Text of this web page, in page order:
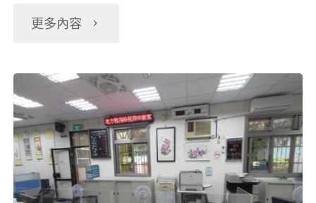
蓋
更多內容 "南
竹
山
離